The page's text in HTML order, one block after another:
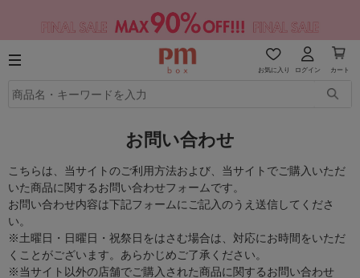
お気に入り ログイン カート
お問い合わせ
こちらは、当サイトのご利用方法および、当サイトでご購入いただ
いた商品に関するお問い合わせフォームです。
お問い合わせ内容は下記フォームにご記入のうえ送信してくださ
い。
※土曜日・日曜日・祝祭日をはさむ場合は、対応にお時間をいただ
くことがございます。あらかじめご了承ください。
※当サイト以外の店舗でご購入された商品に関するお問い合わせ